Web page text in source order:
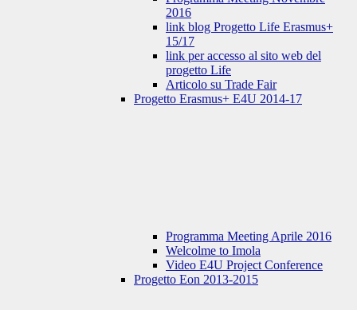
2016
link blog Progetto Life Erasmus+
15/17
link per accesso al sito web del
progetto Life
Articolo su Trade Fair
Progetto Erasmus+ E4U 2014-17
Programma Meeting Aprile 2016
Welcolme to Imola
Video E4U Project Conference
Progetto Eon 2013-2015